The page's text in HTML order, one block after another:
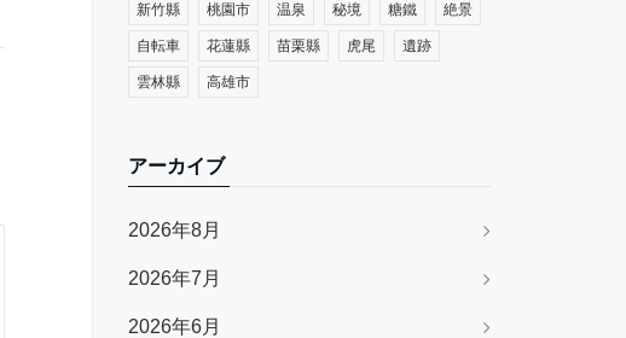
新竹縣 桃園市 温泉 秘境 糖鐵 絶景
自転車 花蓮縣 苗栗縣 虎尾 遺跡
雲林縣 高雄市
アーカイブ
2026年8月
2026年7月
2026年6月